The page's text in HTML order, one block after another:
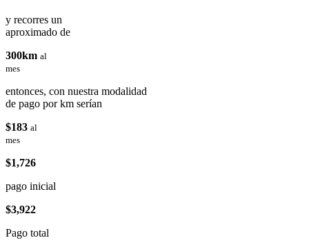
y recorres un
aproximado de
300km al
mes
entonces, con nuestra modalidad
de pago por km serían
$183 al
mes
$1,726
pago inicial
$3,922
Pago total